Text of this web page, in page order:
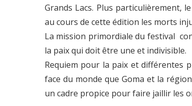
Grands Lacs. Plus particulièrement,
au cours de cette édition les morts
La mission primordiale du festival
la paix qui doit être une et indivisible.
Requiem pour la paix et différentes
face du monde que Goma et la
un cadre propice pour faire jaillir les